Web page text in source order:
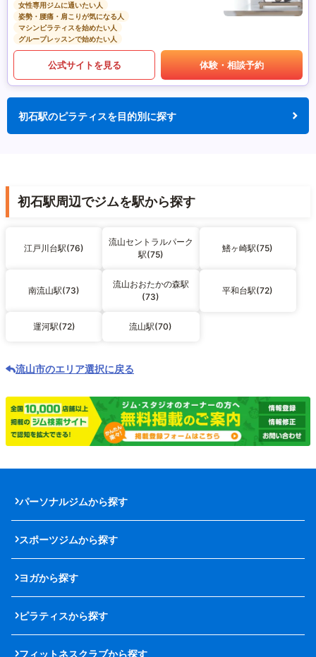
女性専用ジムに通いたい人
姿勢・腰痛・肩こりが気になる人
マシンピラティスを始めたい人
グループレッスンで始めたい人
公式サイトを見る 体験・相談予約
初石駅のピラティスを目的別に探す
初石駅周辺でジムを駅から探す
江戸川台駅(76)
流山セントラルパーク
駅(75)
鰭ヶ崎駅(75)
南流山駅(73)
流山おおたかの森駅
(73)
平和台駅(72)
運河駅(72) 流山駅(70)
流山市のエリア選択に戻る
パーソナルジムから探す
スポーツジムから探す
ヨガから探す
ピラティスから探す
フィットネスクラブから探す